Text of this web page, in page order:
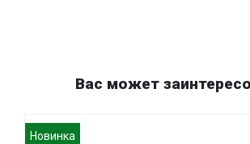
Вас может
Новинка